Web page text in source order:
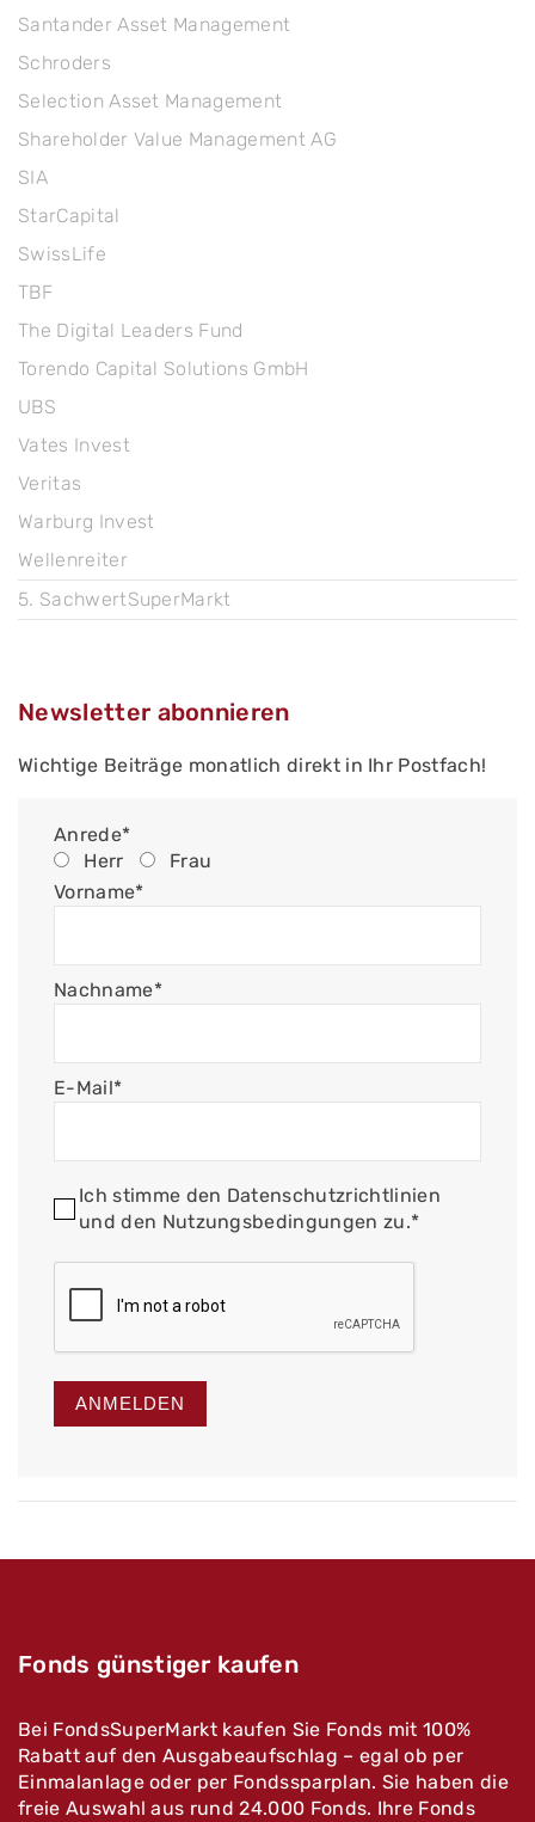
Santander Asset Management
Schroders
Selection Asset Management
Shareholder Value Management AG
SIA
StarCapital
SwissLife
TBF
The Digital Leaders Fund
Torendo Capital Solutions GmbH
UBS
Vates Invest
Veritas
Warburg Invest
Wellenreiter
5. SachwertSuperMarkt
Newsletter abonnieren
Wichtige Beiträge monatlich direkt in Ihr Postfach!
Anrede*
Herr
Frau
Vorname*
Nachname*
E-Mail*
Ich stimme den Datenschutzrichtlinien
und den Nutzungsbedingungen zu.*
ANMELDEN
Fonds günstiger kaufen
Bei FondsSuperMarkt kaufen Sie Fonds mit 100%
Rabatt auf den Ausgabeaufschlag – egal ob per
Einmalanlage oder per Fondssparplan. Sie haben die
freie Auswahl aus rund 24.000 Fonds. Ihre Fonds